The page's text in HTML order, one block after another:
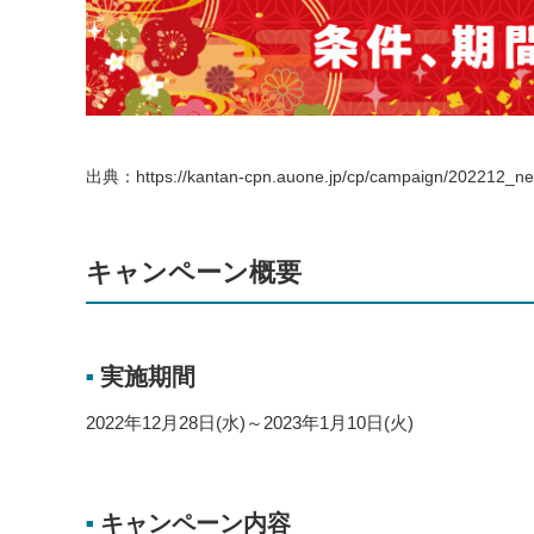
出典：https://kantan-cpn.auone.jp/cp/campaign/
キャンペーン概要
■ 実施期間
2022年12月28日(水)～2023年1月10日(火)
■ キャンペーン内容